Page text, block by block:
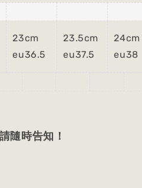
23cm
eu36.5
23.5cm
eu37.5
24cm
eu38
隨時告知！